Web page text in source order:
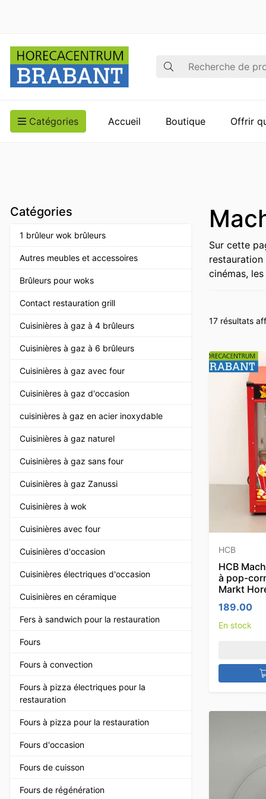
Recherche
Catégories Accueil Boutique Offrir
Catégories
1 brûleur wok brûleurs
Autres meubles et accessoires
Brûleurs pour woks
Contact restauration grill
Cuisinières à gaz à 4 brûleurs
Cuisinières à gaz à 6 brûleurs
Cuisinières à gaz avec four
Cuisinières à gaz d'occasion
cuisinières à gaz en acier inoxydable
Cuisinières à gaz naturel
Cuisinières à gaz sans four
Cuisinières à gaz Zanussi
Cuisinières à wok
Cuisinières avec four
Cuisinières d'occasion
Cuisinières électriques d'occasion
Cuisinières en céramique
Fers à sandwich pour la restauration
Fours
Fours à convection
Fours à pizza électriques pour la
restauration
Fours à pizza pour la restauration
Fours d'occasion
Fours de cuisson
Fours de régénération
Sur cette
cinémas,
17 résultats
HCB
HCB
à pop-
Markt
189.00
En stock